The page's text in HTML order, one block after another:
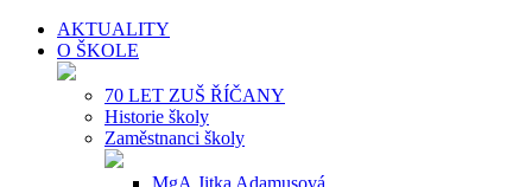
AKTUALITY
O ŠKOLE
70 LET ZUŠ ŘÍČANY
Historie školy
Zaměstnanci školy
MgA.Jitka Adamusová